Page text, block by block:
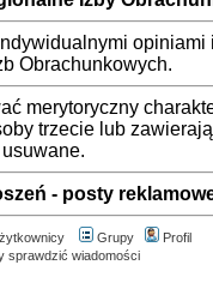
Obrachunkowych.
merytoryczny
trzecie lub
- posty
Grupy
Profil
sprawdzić wiadomości